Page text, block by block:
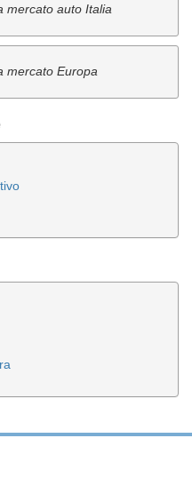
mercato auto Italia
mercato Europa